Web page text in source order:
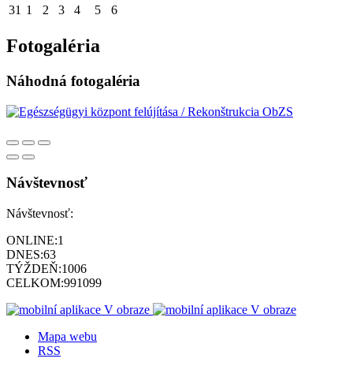
31 1 2 3 4 5 6
Fotogaléria
Náhodná fotogaléria
Návštevnosť
Návštevnosť:
ONLINE:1
DNES:63
TÝŽDEŇ:1006
CELKOM:991099
Mapa webu
RSS